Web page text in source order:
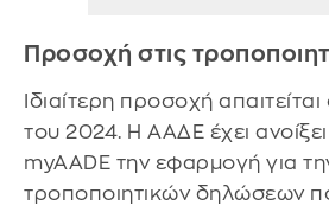
Προσοχή στις
Ιδιαίτερη προσοχή
του 2024. Η ΑΑΔΕ έχει
myAADE την εφαρμογή για
τροποποιητικών δηλώσεων